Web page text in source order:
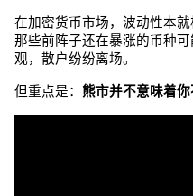
在加密货币市场，波动性本
那些前阵子还在暴涨的币种
观，散户纷纷离场。
但重点是： 熊市并不意味着你